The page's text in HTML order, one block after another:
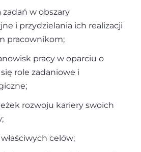
w obszary
i przydzielania ich realizacji
pracownikom;
pracy w oparciu o
role zadaniowe i
rozwoju kariery swoich
celów;